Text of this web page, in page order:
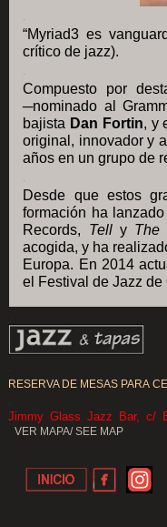
.
“Myriad3 es
crítico de jazz).
.
Compuesto por
─nominado al
bajista Dan Fortin, y
original, innovador y
años en un grupo de
.
Desde que estos
formación ha
Records, Telly The
acogida, y ha
Europa. En 2014
el Festival de Jazz de
RESERVA DE MESAS PARA
Jimmy Glass Jazz Bar, c/
VER MAPA/ SEE MAP